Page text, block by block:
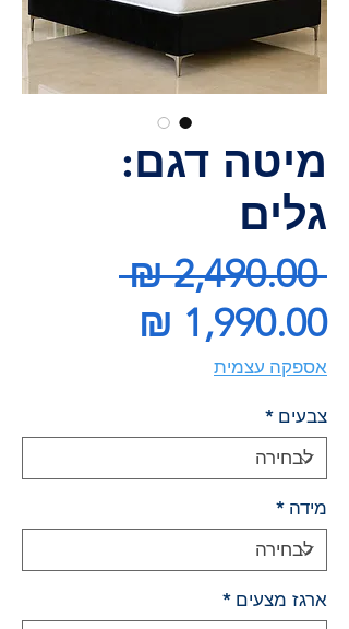
מיטה דגם:
גלים
‏2,490.00 ‏₪
מחיר
אספקה עצמית
צבעים *
מידה *
ארגז מצעים *